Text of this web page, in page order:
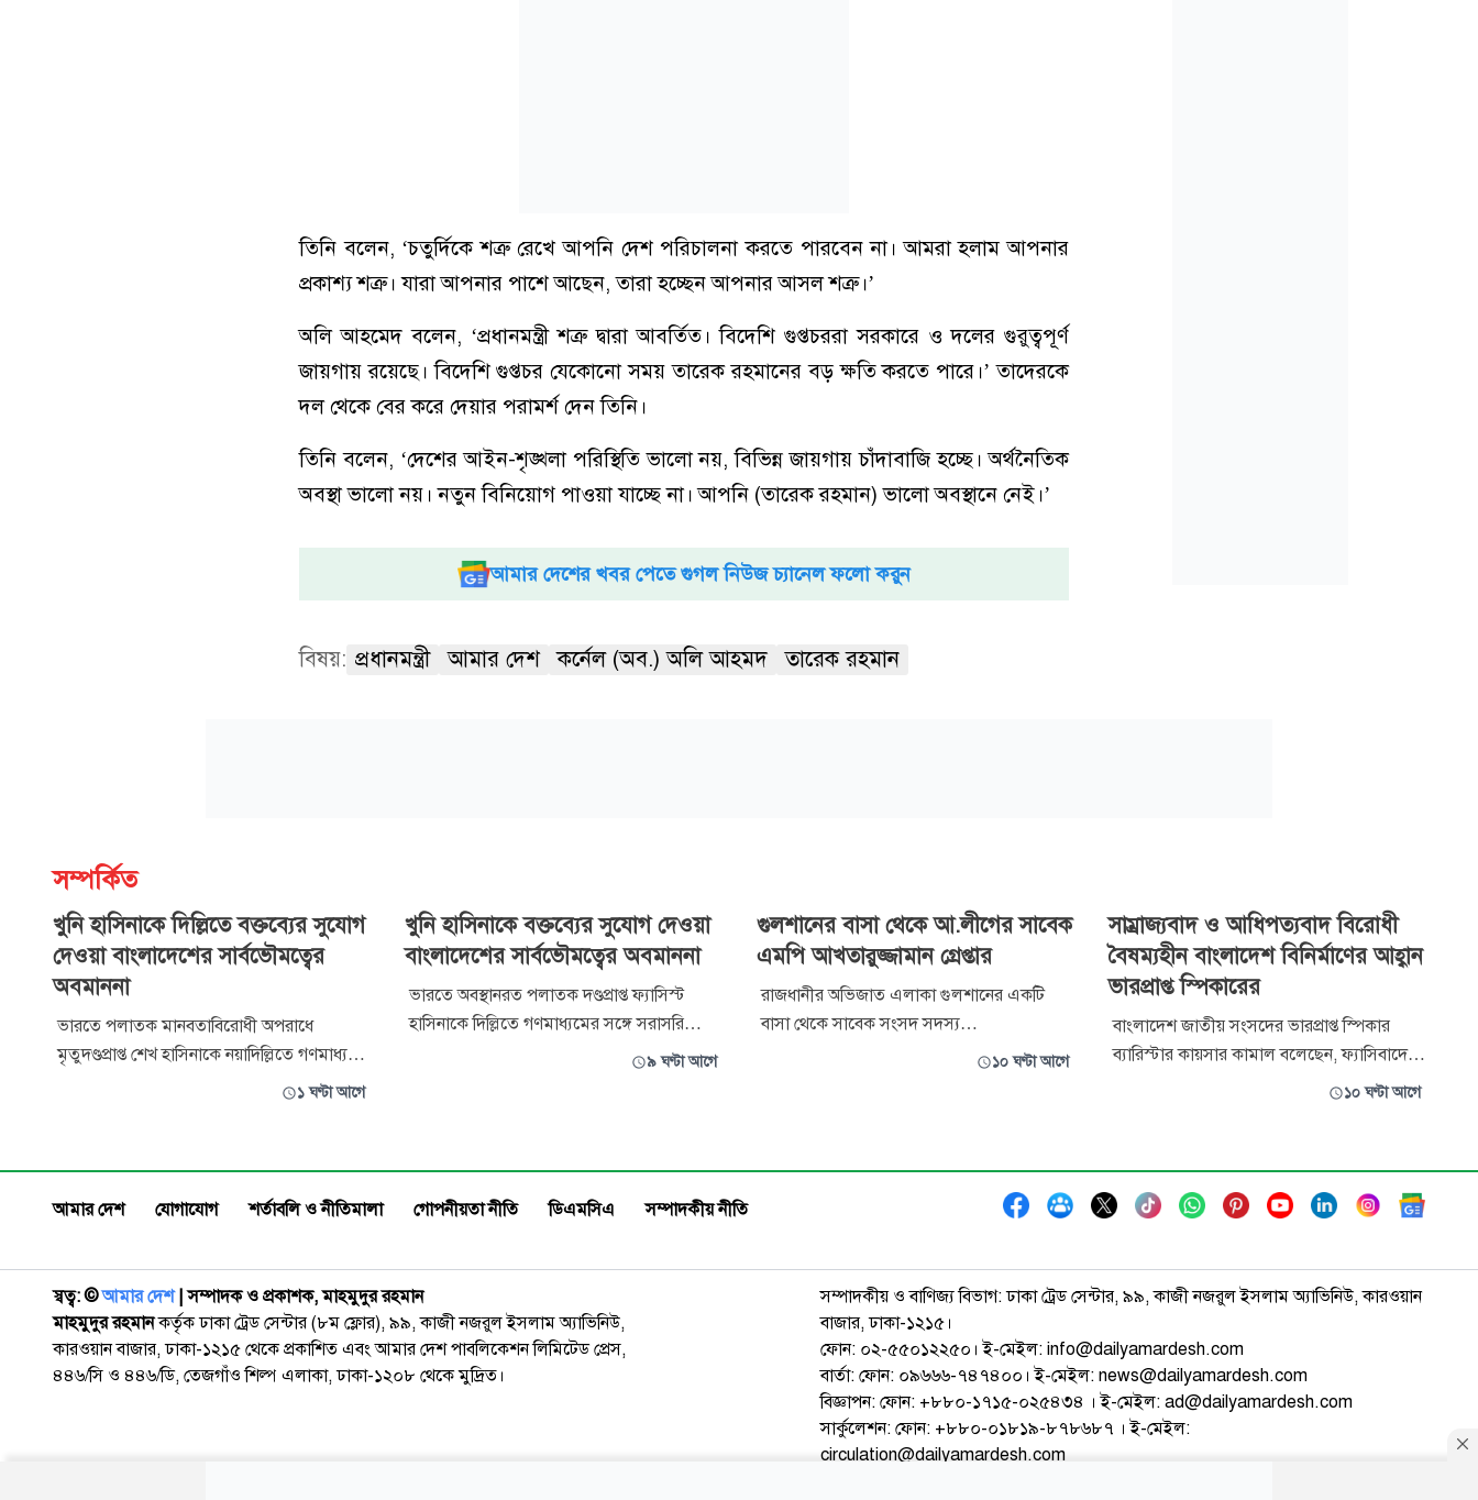
তিনি বলেন, ‘চতুর্দিকে শত্রু রেখে আপনি দেশ পরিচালনা করতে পারবেন না। আমরা হলাম আপনার
প্রকাশ্য শত্রু। যারা আপনার পাশে আছেন, তারা হচ্ছেন আপনার আসল শত্রু।’
অলি আহমেদ বলেন, ‘প্রধানমন্ত্রী শত্রু দ্বারা আবর্তিত। বিদেশি গুপ্তচররা সরকারে ও দলের গুরুত্বপূর্ণ
জায়গায় রয়েছে। বিদেশি গুপ্তচর যেকোনো সময় তারেক রহমানের বড় ক্ষতি করতে পারে।’ তাদেরকে
দল থেকে বের করে দেয়ার পরামর্শ দেন তিনি।
তিনি বলেন, ‘দেশের আইন-শৃঙ্খলা পরিস্থিতি ভালো নয়, বিভিন্ন জায়গায় চাঁদাবাজি হচ্ছে। অর্থনৈতিক
অবস্থা ভালো নয়। নতুন বিনিয়োগ পাওয়া যাচ্ছে না। আপনি (তারেক রহমান) ভালো অবস্থানে নেই।’
আমার দেশের খবর পেতে গুগল নিউজ চ্যানেল ফলো করুন
বিষয়: প্রধানমন্ত্রী আমার দেশ কর্নেল (অব.) অলি আহমদ তারেক রহমান
সম্পর্কিত
খুনি হাসিনাকে দিল্লিতে বক্তব্যের সুযোগ
দেওয়া বাংলাদেশের সার্বভৌমত্বের
অবমাননা
ভারতে পলাতক মানবতাবিরোধী অপরাধে
মৃতুদণ্ডপ্রাপ্ত শেখ হাসিনাকে নয়াদিল্লিতে গণমাধ্যমে
সরাসরি মতবিনিময়ের সুযোগ দেওয়ায় তীব্র ক্ষোভ
মন্ত্রণালয় জানায়, ওই অনুষ্ঠানে হাসিনা ও তার
সহযোগীরা বাংলাদেশ রাষ্ট্র ও জনগ
১ ঘণ্টা আগে
খুনি হাসিনাকে বক্তব্যের সুযোগ দেওয়া
বাংলাদেশের সার্বভৌমত্বের অবমাননা
ভারতে অবস্থানরত পলাতক দণ্ডপ্রাপ্ত ফ্যাসিস্ট
হাসিনাকে দিল্লিতে গণমাধ্যমের সঙ্গে সরাসরি
মতবিনিময়ের সুযোগ দেওয়ায় তীব্র ক্ষোভ ও গভীর
রাষ্ট্র ও জনগণের বিরু
৯ ঘণ্টা আগে
গুলশানের বাসা থেকে আ.লীগের সাবেক
এমপি আখতারুজ্জামান গ্রেপ্তার
রাজধানীর অভিজাত এলাকা গুলশানের একটি
বাসা থেকে সাবেক সংসদ সদস্য
আখতারুজ্জামানকে (৭৩) গ্রেপ্তার করেছে ঢাকা
গ্রেপ্তার করা হয়। পরে তাকে ডিবি হেফাজতে নেওয়া
১০ ঘণ্টা আগে
সাম্রাজ্যবাদ ও আধিপত্যবাদ বিরোধী
বৈষম্যহীন বাংলাদেশ বিনির্মাণের আহ্বান
ভারপ্রাপ্ত স্পিকারের
বাংলাদেশ জাতীয় সংসদের ভারপ্রাপ্ত স্পিকার
ব্যারিস্টার কায়সার কামাল বলেছেন, ফ্যাসিবাদের
বিরুদ্ধে লড়তে গিয়ে যারা শহিদ ও যুদ্ধাহত হয়েছেন
বৈষম্যহীন বাংলাদেশ বিনির্মাণে আমাদের দৃঢ়
প্রতিজ্ঞ থাকতে হবে। বু
১০ ঘণ্টা আগে
আমার দেশ যোগাযোগ শর্তাবলি ও নীতিমালা গোপনীয়তা নীতি ডিএমসিএ সম্পাদকীয় নীতি
স্বত্ব: ©️আমার দেশ| সম্পাদক ও প্রকাশক, মাহমুদুর রহমান
মাহমুদুর রহমানকর্তৃক ঢাকা ট্রেড সেন্টার (৮ম ফ্লোর), ৯৯, কাজী নজরুল ইসলাম অ্যাভিনিউ,
কারওয়ান বাজার, ঢাকা-১২১৫ থেকে প্রকাশিত এবং আমার দেশ পাবলিকেশন লিমিটেড প্রেস,
৪৪৬/সি ও ৪৪৬/ডি, তেজগাঁও শিল্প এলাকা, ঢাকা-১২০৮ থেকে মুদ্রিত।
সম্পাদকীয় ও বাণিজ্য বিভাগ: ঢাকা ট্রেড সেন্টার, ৯৯, কাজী নজরুল ইসলাম অ্যাভিনিউ, কারওয়ান
বাজার, ঢাকা-১২১৫।
ফোন: ০২-৫৫০১২২৫০। ই-মেইল: info@dailyamardesh.com
বার্তা: ফোন: ০৯৬৬৬-৭৪৭৪০০। ই-মেইল: news@dailyamardesh.com
বিজ্ঞাপন: ফোন: +৮৮০-১৭১৫-০২৫৪৩৪ । ই-মেইল: ad@dailyamardesh.com
সার্কুলেশন: ফোন: +৮৮০-০১৮১৯-৮৭৮৬৮৭ । ই-মেইল:
circulation@dailyamardesh.com